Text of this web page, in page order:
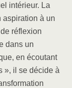
intérieur. La
aspiration à un
réflexion
dans un
en écoutant
», il se décide à